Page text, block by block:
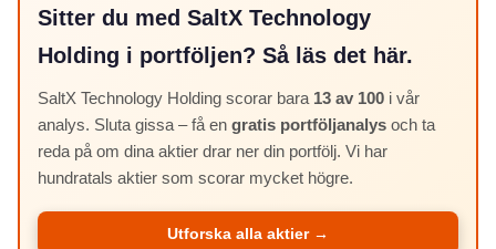
Sitter du med SaltX Technology
Holding i portföljen? Så läs det här.
SaltX Technology Holding scorar bara 13 av 100 i vår
analys. Sluta gissa – få en gratis portföljanalys och ta
reda på om dina aktier drar ner din portfölj. Vi har
hundratals aktier som scorar mycket högre.
Utforska alla aktier →